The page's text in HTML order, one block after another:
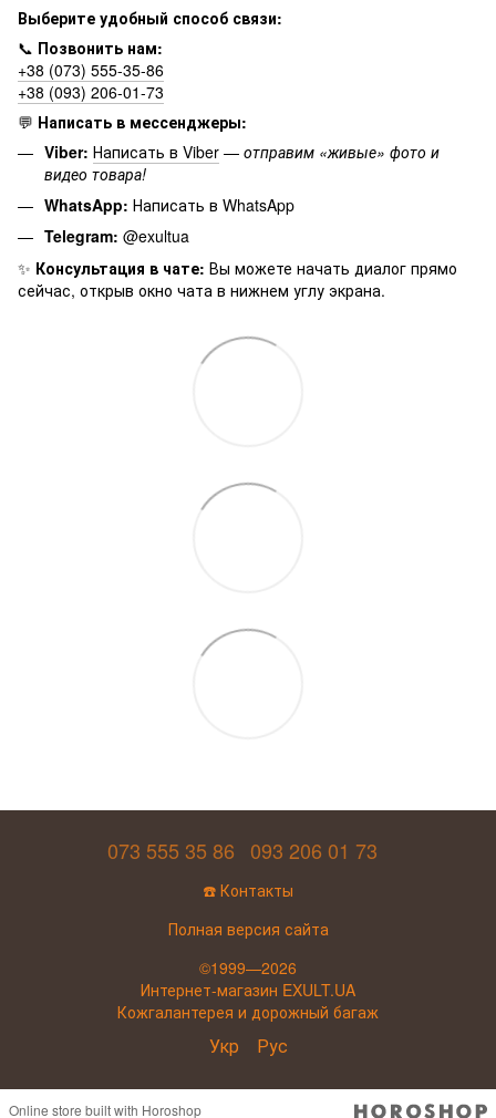
Выберите удобный способ связи:
📞 Позвонить нам:
+38 (073) 555-35-86
+38 (093) 206-01-73
💬 Написать в мессенджеры:
Viber: Написать в Viber — отправим «живые» фото и
видео товара!
WhatsApp: Написать в WhatsApp
Telegram: @exultua
✨ Консультация в чате: Вы можете начать диалог прямо
сейчас, открыв окно чата в нижнем углу экрана.
073 555 35 86 093 206 01 73
☎️ Контакты
Полная версия сайта
©1999—2026
Интернет-магазин EXULT.UA
Кожгалантерея и дорожный багаж
Укр Рус
Online store built with Horoshop